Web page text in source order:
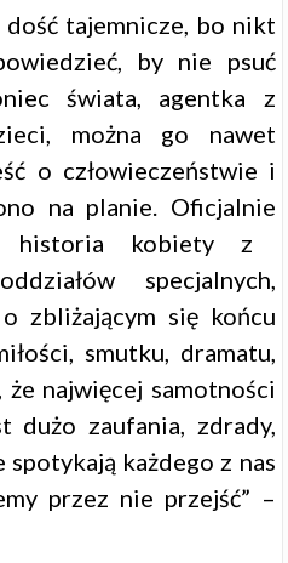
tajemnicze, bo nikt
by nie psuć
świata, agentka z
można go nawet
o człowieczeństwie i
na planie. Oficjalnie
kobiety z
specjalnych,
zbliżającym się końcu
smutku, dramatu,
najwięcej samotności
dużo zaufania, zdrady,
każdego z nas
przez nie przejść” –